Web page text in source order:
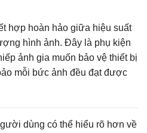
hợp hoàn hảo giữa hiệu suất
hình ảnh. Đây là phụ kiện
ảnh gia muốn bảo vệ thiết bị
mỗi bức ảnh đều đạt được
dùng có thể hiểu rõ hơn về